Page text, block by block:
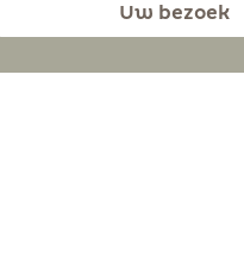
Uw bezoek